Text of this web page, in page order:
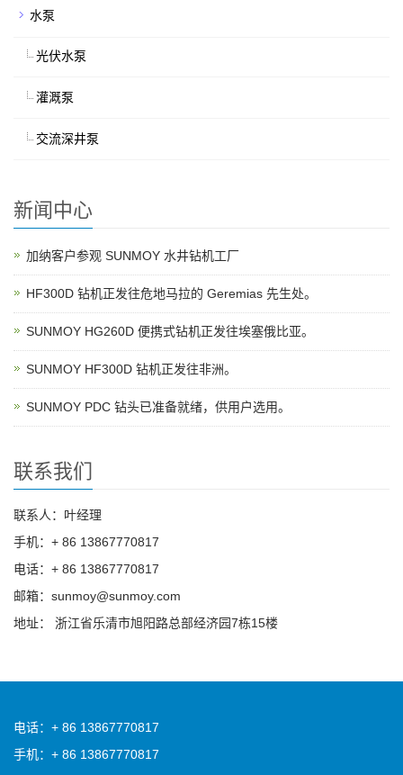
水泵
光伏水泵
灌溉泵
交流深井泵
新闻中心
加纳客户参观 SUNMOY 水井钻机工厂
HF300D 钻机正发往危地马拉的 Geremias 先生处。
SUNMOY HG260D 便携式钻机正发往埃塞俄比亚。
SUNMOY HF300D 钻机正发往非洲。
SUNMOY PDC 钻头已准备就绪，供用户选用。
联系我们
联系人：叶经理
手机：+ 86 13867770817
电话：+ 86 13867770817
邮箱：sunmoy@sunmoy.com
地址： 浙江省乐清市旭阳路总部经济园7栋15楼
电话：+ 86 13867770817
手机：+ 86 13867770817